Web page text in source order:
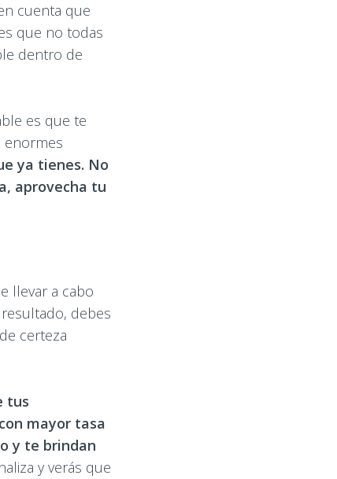
cuenta que
que no todas
dentro de
es que te
enormes
ya tienes. No
aprovecha tu
llevar a cabo
debes
certeza
tus
mayor tasa
y te brindan
y verás que